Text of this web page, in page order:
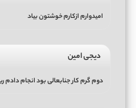
امیدوارم ازکارم خوشتون بیاد
دیجی امین
دوم گرم کار جنابعالی بود انجام